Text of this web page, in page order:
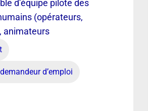
d’équipe pilote des
(opérateurs,
animateurs
d’emploi